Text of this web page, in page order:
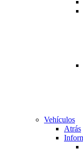
Vehículos
Atrás